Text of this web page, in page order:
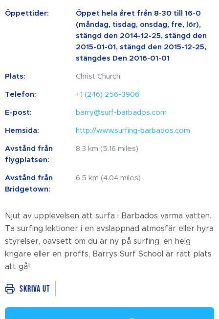
Öppettider:
Öppet hela året från 8-30 till 16-0
(måndag, tisdag, onsdag, fre, lör),
stängd den 2014-12-25, stängd den
2015-01-01, stängd den 2015-12-25,
stängdes Den 2016-01-01
Plats: Christ Church
Telefon: +1 (246) 256-3906
E-post: barry@surf-barbados.com
Hemsida: http://www.surfing-barbados.com
Avstånd från
flygplatsen:
8.3 km (5.16 miles)
Avstånd från
Bridgetown:
6.5 km (4.04 miles)
Njut av upplevelsen att surfa i Barbados varma vatten.
Ta surfing lektioner i en avslappnad atmosfär eller hyra
styrelser, oavsett om du är ny på surfing, en helg
krigare eller en proffs, Barrys Surf School är rätt plats
att gå!
Skriva ut